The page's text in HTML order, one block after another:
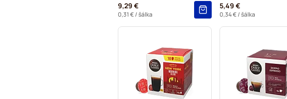
9,29 €
0,31 €/ šálka
5,49 €
0,34 €/ šálka